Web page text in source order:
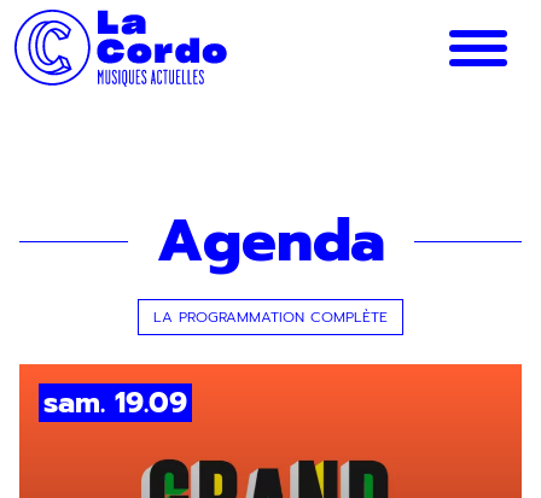
Panneau de gestion des cookies
Agenda
LA PROGRAMMATION COMPLÈTE
sam. 19.09